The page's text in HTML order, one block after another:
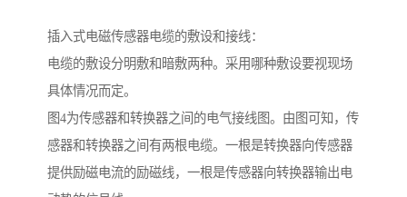
插入式电磁传感器电缆的敷设和接线：
电缆的敷设分明敷和暗敷两种。采用哪种敷设要视现场
具体情况而定。
图4为传感器和转换器之间的电气接线图。由图可知，传
感器和转换器之间有两根电缆。一根是转换器向传感器
提供励磁电流的励磁线，一根是传感器向转换器输出电